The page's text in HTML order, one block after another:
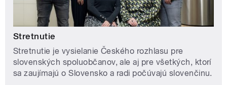
Stretnutie
Stretnutie je vysielanie Českého rozhlasu pre
slovenských spoluobčanov, ale aj pre všetkých, ktorí
sa zaujímajú o Slovensko a radi počúvajú slovenčinu.